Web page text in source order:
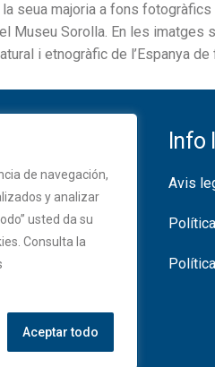
de navegación,
y analizar
usted da su
Consulta la
Aceptar todo
seua majoria a fons
Museu Sorolla. En les
i etnogràfic de l’Espanya
Info
Avis